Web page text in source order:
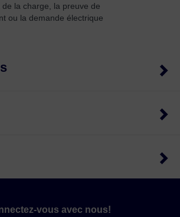
la charge, la preuve de
ou la demande électrique
vous avec nous!